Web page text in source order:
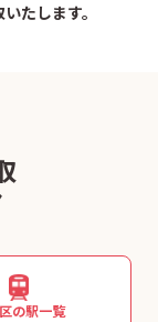
たします。
の駅一覧